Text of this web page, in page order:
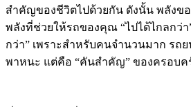
สำคัญของชีวิตไปด้วยกัน ดังนั้น พลังขอ
พลังที่ช่วยให้รถของคุณ “ไปได้ไกลกว่
กว่า” เพราะสำหรับคนจำนวนมาก รถ
พาหนะ แต่คือ “คันสำคัญ” ของครอบค